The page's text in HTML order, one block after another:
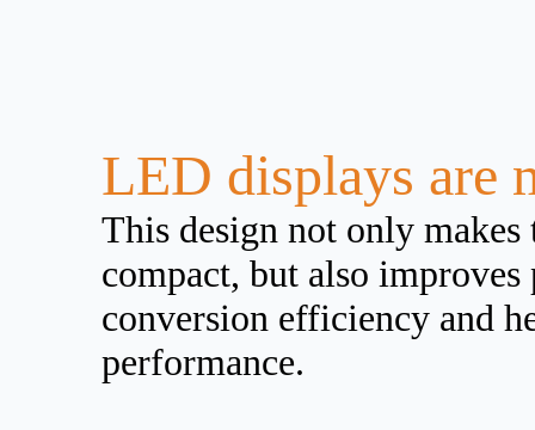
LED displays are
This design not only
compact, but also
conversion efficiency and
performance.